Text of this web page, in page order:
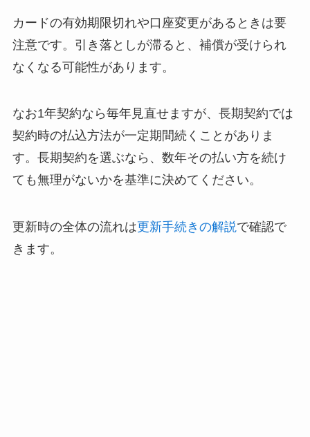
カードの有効期限切れや口座変更があるときは要
注意です。引き落としが滞ると、補償が受けられ
なくなる可能性があります。
なお1年契約なら毎年見直せますが、長期契約では
契約時の払込方法が一定期間続くことがありま
す。長期契約を選ぶなら、数年その払い方を続け
ても無理がないかを基準に決めてください。
更新時の全体の流れは更新手続きの解説で確認で
きます。